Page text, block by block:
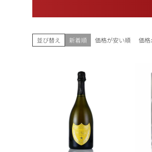
ショッピングガイド
並び替え 新着順 価格が安い順 価格